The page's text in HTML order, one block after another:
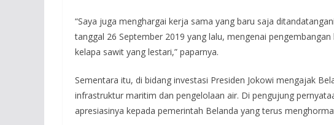
“Saya juga menghargai kerja sama yang baru saja
tanggal 26 September 2019 yang lalu, mengenai
kelapa sawit yang lestari,” paparnya.
Sementara itu, di bidang investasi Presiden Jokowi mengajak
infrastruktur maritim dan pengelolaan air. Di pengujung
apresiasinya kepada pemerintah Belanda yang terus